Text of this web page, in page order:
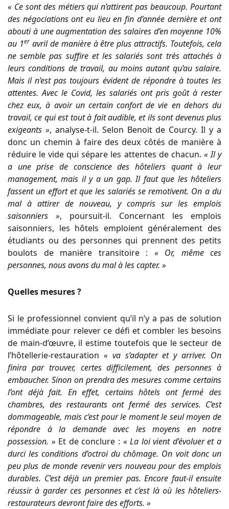
« Ce sont des métiers qui n’attirent pas beaucoup. Pourtant
des négociations ont eu lieu en fin d’année dernière et ont
abouti à une augmentation des salaires d’en moyenne 10%
au 1eravril de manière à être plus attractifs. Toutefois, cela
ne semble pas suffire et les salariés sont très attachés à
leurs conditions de travail, au moins autant qu’au salaire.
Mais il n’est pas toujours évident de répondre à toutes les
attentes. Avec le Covid, les salariés ont pris goût à rester
chez eux, à avoir un certain confort de vie en dehors du
travail, ce qui est tout à fait audible, et ils sont devenus plus
exigeants », analyse-t-il. Selon Benoit de Courcy. Il y a
donc un chemin à faire des deux côtés de manière à
réduire le vide qui sépare les attentes de chacun. « Il y
a une prise de conscience des hôteliers quant à leur
management, mais il y a un gap. Il faut que les hôteliers
fassent un effort et que les salariés se remotivent. On a du
mal à attirer de nouveau, y compris sur les emplois
saisonniers », poursuit-il. Concernant les emplois
saisonniers, les hôtels emploient généralement des
étudiants ou des personnes qui prennent des petits
boulots de manière transitoire : « Or, même ces
personnes, nous avons du mal à les capter. »
Quelles mesures ?
Si le professionnel convient qu’il n’y a pas de solution
immédiate pour relever ce défi et combler les besoins
de main-d’œuvre, il estime toutefois que le secteur de
l’hôtellerie-restauration « va s’adapter et y arriver. On
finira par trouver, certes difficilement, des personnes à
embaucher. Sinon on prendra des mesures comme certains
l’ont déjà fait. En effet, certains hôtels ont fermé des
chambres, des restaurants ont fermé des services. C’est
dommageable, mais c’est pour le moment le seul moyen de
répondre à la demande avec les moyens en notre
possession. » Et de conclure : « La loi vient d’évoluer et a
durci les conditions d’octroi du chômage. On voit donc un
peu plus de monde revenir vers nouveau pour des emplois
durables. C’est déjà un premier pas. Encore faut-il ensuite
réussir à garder ces personnes et c’est là où les hôteliers-
restaurateurs devront faire des efforts. »